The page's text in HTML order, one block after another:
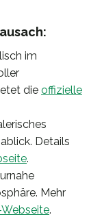
im
die offizielle
Details
.
Mehr
.